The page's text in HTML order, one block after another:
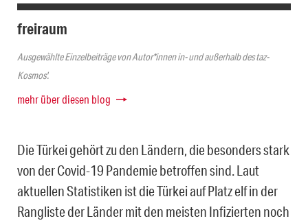
freiraum
Ausgewählte Einzelbeiträge von Autor*innen in- und außerhalb des taz-
Kosmos'.
mehr über diesen blog
Die Türkei gehört zu den Ländern, die besonders stark
von der Covid-19 Pandemie betroffen sind. Laut
aktuellen Statistiken ist die Türkei auf Platz elf in der
Rangliste der Länder mit den meisten Infizierten noch